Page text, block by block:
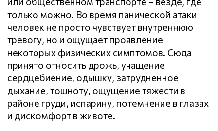
только можно. Во время панической атаки
человек не просто чувствует внутреннюю
тревогу, но и ощущает проявление
некоторых физических симптомов. Сюда
принято относить дрожь, учащение
сердцебиение, одышку, затрудненное
дыхание, тошноту, ощущение тяжести в
районе груди, испарину, потемнение в глазах
и дискомфорт в животе.